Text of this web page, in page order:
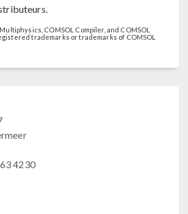
COMSOL Compiler, and COMSOL
trademarks or trademarks of COMSOL
4230